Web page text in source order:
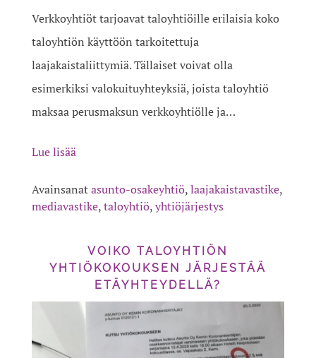
Verkkoyhtiöt tarjoavat taloyhtiöille erilaisia koko
taloyhtiön käyttöön tarkoitettuja
laajakaistaliittymiä. Tällaiset voivat olla
esimerkiksi valokuituyhteyksiä, joista taloyhtiö
maksaa perusmaksun verkkoyhtiölle ja…
Lue lisää
Avainsanatasunto-osakeyhtiö,laajakaistavastike,
mediavastike,taloyhtiö,yhtiöjärjestys
VOIKO TALOYHTIÖN
YHTIÖKOKOUKSEN JÄRJESTÄÄ
ETÄYHTEYDELLÄ?